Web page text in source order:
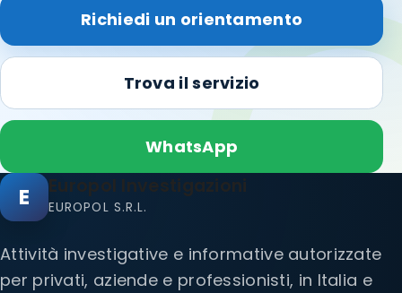
Richiedi un orientamento
Trova il servizio
WhatsApp
E Europol Investigazioni
EUROPOL S.R.L.
Attività investigative e informative autorizzate
per privati, aziende e professionisti, in Italia e